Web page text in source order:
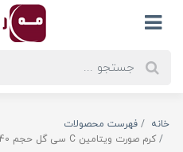
خانه
فهرست محصولات
کرم صورت ویتامین C سی گل حجم 40 میلی لیتر